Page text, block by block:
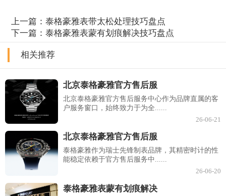
上一篇：泰格豪雅表带太松处理技巧盘点
下一篇：泰格豪雅表蒙有划痕解决技巧盘点
相关推荐
北京泰格豪雅官方售后服
北京泰格豪雅官方售后服务中心作为品牌直属的客
户服务窗口，始终致力于为全......
26-06-21
北京泰格豪雅官方售后服
泰格豪雅作为瑞士先锋制表品牌，其精密时计的性
能稳定依赖于官方售后服务中......
26-06-20
泰格豪雅表蒙有划痕解决